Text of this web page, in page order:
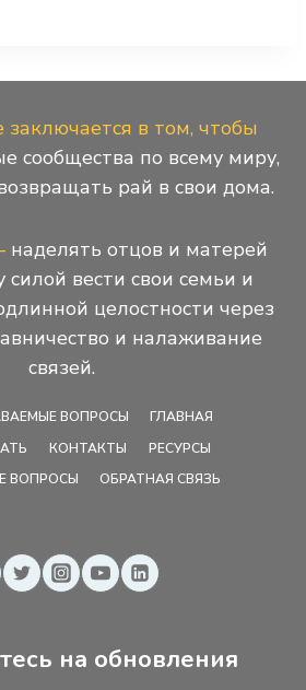
в том, чтобы
сообщества по всему миру,
рай в свои дома.
наделять отцов и матерей
силой вести свои семьи и
целостности через
и налаживание
связей.
ВОПРОСЫ
ГЛАВНАЯ
КОНТАКТЫ
РЕСУРСЫ
ВОПРОСЫ
ОБРАТНАЯ СВЯЗЬ
на обновления